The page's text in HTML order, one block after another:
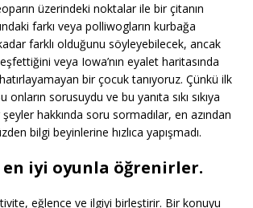
üzerindeki noktalar ile bir çitanın
farkı veya polliwogların kurbağa
farklı olduğunu söyleyebilecek, ancak
veya Iowa’nın eyalet haritasında
bir çocuk tanıyoruz. Çünkü ilk
sorusuydu ve bu yanıta sıkı sıkıya
hakkında soru sormadılar, en azından
bilgi beyinlerine hızlıca yapışmadı.
en iyi oyunla öğrenirler.
eğlence ve ilgiyi birleştirir. Bir konuyu